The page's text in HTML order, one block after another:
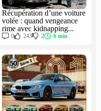
Récupération d’une voiture
volée : quand vengeance
rime avec kidnapping...
0 243 2 6 min